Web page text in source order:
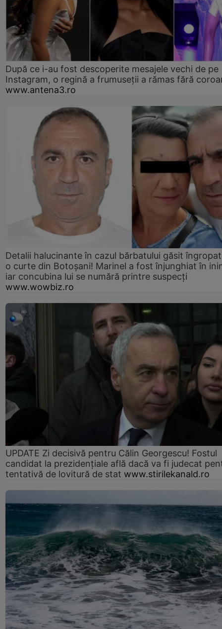
După ce i-au fost descoperite mesajele vechi de pe
Instagram, o regină a frumuseții a rămas fără
www.antena3.ro
Detalii halucinante în cazul bărbatului găsit
o curte din Botoșani! Marinel a fost înjunghiat în
iar concubina lui se numără printre suspecți
www.wowbiz.ro
UPDATE Zi decisivă pentru Călin Georgescu! Fostul
candidat la prezidențiale află dacă va fi judecat
tentativă de lovitură de stat www.stirilekanald.ro